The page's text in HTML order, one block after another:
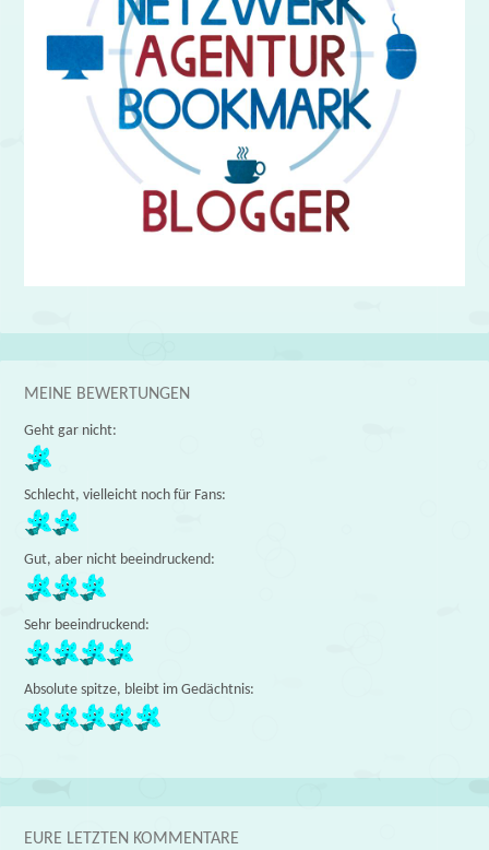
MEINE BEWERTUNGEN
Geht gar nicht:
Schlecht, vielleicht noch für Fans:
Gut, aber nicht beeindruckend:
Sehr beeindruckend:
Absolute spitze, bleibt im Gedächtnis:
EURE LETZTEN KOMMENTARE